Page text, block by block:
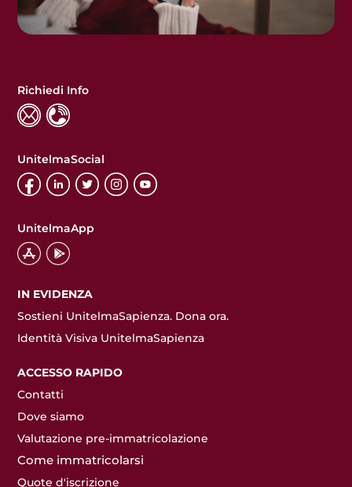
Richiedi Info
UnitelmaSocial
UnitelmaApp
IN EVIDENZA
Sostieni UnitelmaSapienza. Dona ora.
Identità Visiva UnitelmaSapienza
ACCESSO RAPIDO
Contatti
Dove siamo
Valutazione pre-immatricolazione
Come immatricolarsi
Quote d'iscrizione